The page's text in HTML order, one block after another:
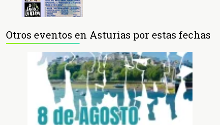
Otros eventos en Asturias por estas fechas